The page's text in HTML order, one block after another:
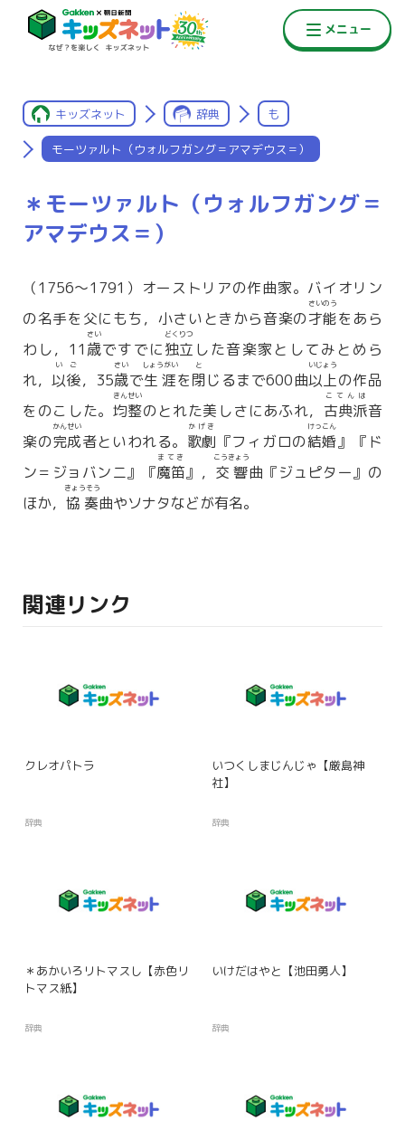
キッズネット 辞典 も
モーツァルト（ウォルフガング＝アマデウス＝）
＊モーツァルト（ウォルフガング＝
アマデウス＝）
（1756〜1791）オーストリアの作曲家。バイオリン
の名手を父にもち，小さいときから音楽の才能
さいのう
をあら
わし，11 歳
さい
ですでに独立
どくりつ
した音楽家としてみとめら
れ， 以後
いご
，35歳
さい
で生涯
しょうがい
を閉
と
じるまで600曲以上
いじょう
の作品
をのこした。 均整
きんせい
のとれた美しさにあふれ， 古典派
こてんは
音
楽の完成
かんせい
者といわれる。 歌劇
かげき
『フィガロの結婚
けっこん
』『ド
ン＝ジョバンニ』『魔笛
まてき
』， 交響
こうきょう
曲『ジュピター』の
ほか， 協奏
きょうそう
曲やソナタなどが有名。
関連リンク
クレオパトラ
辞典
いつくしまじんじゃ【厳島神
社】
辞典
＊あかいろリトマスし【赤色リ
トマス紙】
辞典
いけだはやと【池田勇人】
辞典